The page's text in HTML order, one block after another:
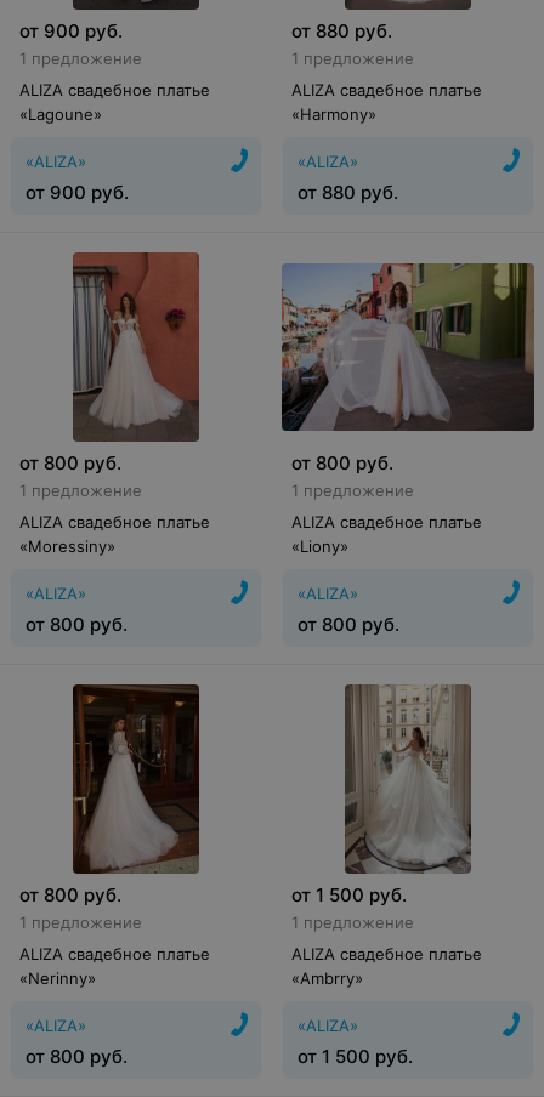
от 900 руб.
1 предложение
ALIZA свадебное платье
«Lagoune»
«ALIZA»
от 900 руб.
от 880 руб.
1 предложение
ALIZA свадебное платье
«Harmony»
«ALIZA»
от 880 руб.
от 800 руб.
1 предложение
ALIZA свадебное платье
«Moressiny»
«ALIZA»
от 800 руб.
от 800 руб.
1 предложение
ALIZA свадебное платье
«Liony»
«ALIZA»
от 800 руб.
от 800 руб.
1 предложение
ALIZA свадебное платье
«Nerinny»
«ALIZA»
от 800 руб.
от 1 500 руб.
1 предложение
ALIZA свадебное платье
«Ambrry»
«ALIZA»
от 1 500 руб.